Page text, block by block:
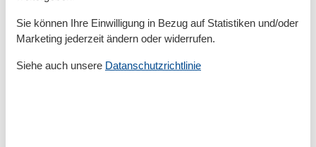
Allg. Ausstattung
Nichtraucher
Waschmaschine
Sie können Ihre Einwilligung in Bezug auf Statistiken und/oder
Marketing jederzeit ändern oder widerrufen.
Siehe auch unsere Datanschutzrichtlinie